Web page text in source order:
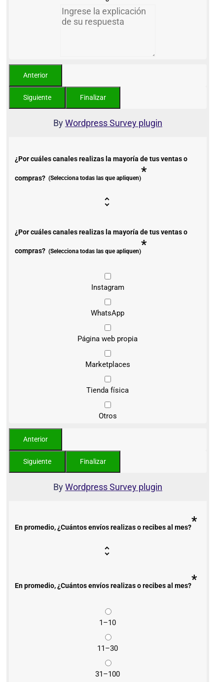
ByWordpress Survey plugin
¿Por cuáles canales realizas la mayoría de tus ventas o
compras? (Selecciona todas las que apliquen)*
¿Por cuáles canales realizas la mayoría de tus ventas o
compras? (Selecciona todas las que apliquen)*
Instagram
WhatsApp
Página web propia
Marketplaces
Tienda física
Otros
ByWordpress Survey plugin
En promedio, ¿Cuántos envíos realizas o recibes al mes?*
En promedio, ¿Cuántos envíos realizas o recibes al mes?*
1–10
11–30
31–100